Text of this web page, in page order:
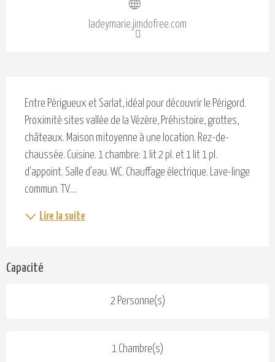
ladeymarie.jimdofree.com
Entre Périgueux et Sarlat, idéal pour découvrir le Périgord.
Proximité sites vallée de la Vézère, Préhistoire, grottes,
châteaux. Maison mitoyenne à une location. Rez-de-
chaussée. Cuisine. 1 chambre: 1 lit 2 pl. et 1 lit 1 pl.
d'appoint. Salle d'eau. WC. Chauffage électrique. Lave-linge
commun. TV....
Lire la suite
Capacité
2 Personne(s)
1 Chambre(s)